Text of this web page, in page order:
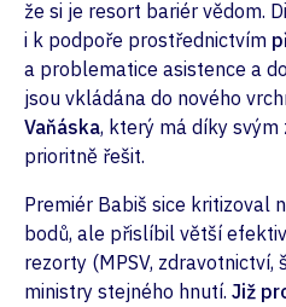
že si je resort bariér vědom.
i k podpoře prostřednictvím
a problematice asistence a
jsou vkládána do nového
Vaňáska, který má díky
prioritně řešit.
Premiér Babiš sice kritizoval
bodů, ale přislíbil větší
rezorty (MPSV, zdravotnictví,
ministry stejného hnutí. Již